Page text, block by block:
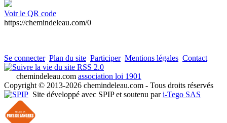
Voir le QR code
https://chemindeleau.com/0
Se connecter Plan du site Participer Mentions légales Contact
RSS 2.0
chemindeleau.com association loi 1901
Copyright © 2013-2026 chemindeleau.com - Tous droits réservés
Site développé avec SPIP et soutenu pari-Tego SAS